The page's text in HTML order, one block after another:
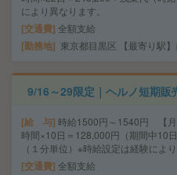
により異なります。
交通費 全額支給
勤務地 東京都目黒区 【最寄り駅
9/16～29限定｜ヘルノ短期販
給 与 時給1500円～1540円 【
時間×10日＝128,000円（期間中10
（１分単位）※時給設定は経験により
交通費 全額支給